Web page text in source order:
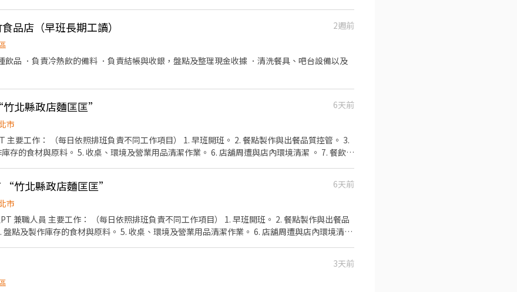
品店（早班長期工讀）
2週前
飲品 ．負責冷熱飲的備料 ．負責結帳與收銀，盤點及整理現金收據 ．清洗餐具、吧台設備以及
北縣政店麵匡匡”
6天前
市
3.
存的食材與原料。 5. 收桌、環境及營業用品清潔作業。 6. 店舖周遭與店內環境清潔 。 7. 餐飲銷
伴加入。
“竹北縣政店麵匡匡”
6天前
市
兼職人員 主要工作： （每日依照排班負責不同工作項目） 1. 早班開班。 2. 餐點製作與出餐品
點及製作庫存的食材與原料。 5. 收桌、環境及營業用品清潔作業。 6. 店舖周遭與店內環境清潔
工作的夥伴加入。
3天前